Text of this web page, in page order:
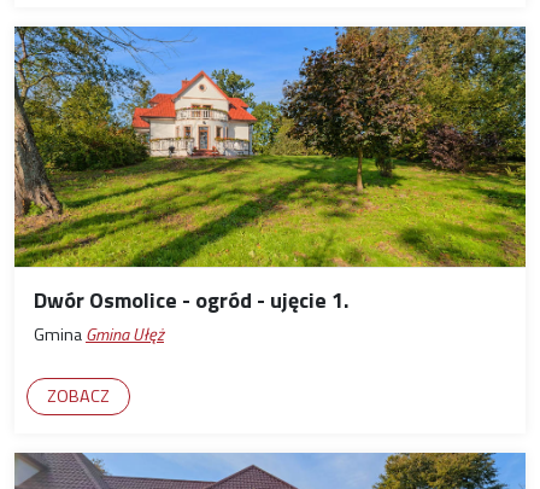
Dwór Osmolice - ogród - ujęcie 1.
GminaGmina Ułęż
ZOBACZ